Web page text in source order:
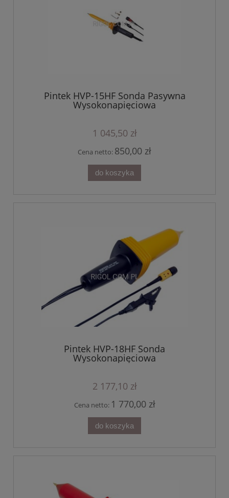
Pintek HVP-15HF Sonda Pasywna
Wysokonapięciowa
1 045,50 zł
Cena netto: 850,00 zł
do koszyka
Pintek HVP-18HF Sonda
Wysokonapięciowa
2 177,10 zł
Cena netto: 1 770,00 zł
do koszyka